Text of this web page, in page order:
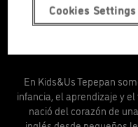
En Kids&Us Tepepan
infancia, el aprendizaje y
nació del corazón de
Cookies Settings